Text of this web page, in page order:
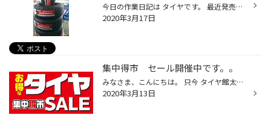
今日の作業日記は タイヤです。 最近発売になったハイグリップラジアル！ ポテンザRE-71RS ロードスターに立て続けに装着が続いています・・・ ロードスター連鎖。 見るからにグリップしそうなこのパターン。。。 いいですねぇ～ 僕も早く欲しいです！ 「タイヤにはそれほど拘りないよ」 と言ってお...
2020年3月17日
集中得市 セール開催中です。。
みなさま、こんにちは。 只今 タイヤ館太子店では ”集中得市” セールを開催中です。 期間は 3月14日（土）から 3月31（火）までとなります。 タイヤ以外でも、オイル交換やバッテリーなどのメンテナンス商品から ローダウン用のダウンサスや車高調まで、何でもセール対象となりますので どうぞこの...
2020年3月13日